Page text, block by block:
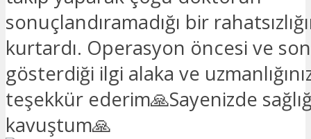
sonuçlandıramadığı bir
kurtardı. Operasyon öncesi ve
gösterdiği ilgi alaka ve
teşekkür ederim🙏Sayenizde
kavuştum🙏